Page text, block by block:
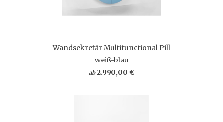
Wandsekretär Multifunctional Pill
weiß-blau
ab 2.990,00 €